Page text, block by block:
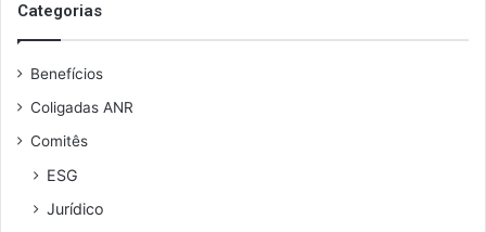
Categorias
Benefícios
Coligadas ANR
Comitês
ESG
Jurídico